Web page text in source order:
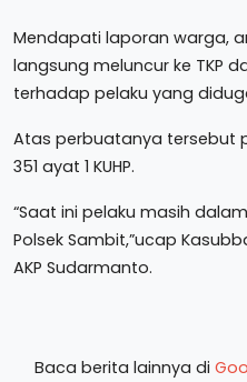
Mendapati laporan warga,
langsung meluncur ke TKP
terhadap pelaku yang
Atas perbuatanya tersebut
351 ayat 1 KUHP.
“Saat ini pelaku masih
Polsek Sambit,”ucap
AKP Sudarmanto.
Baca berita lainnya di